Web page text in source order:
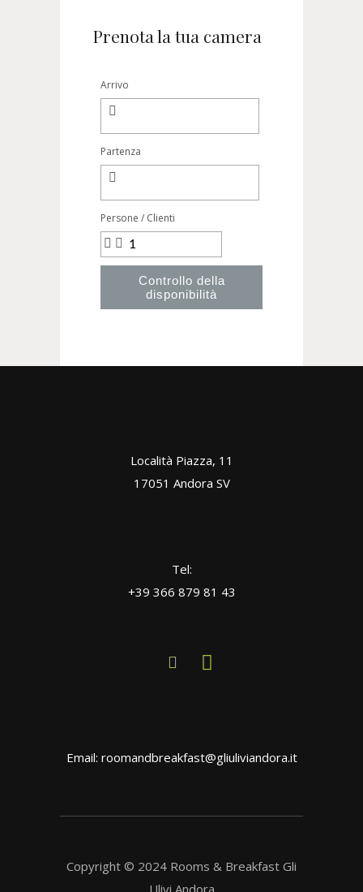
Prenota la tua camera
Arrivo
Partenza
Persone / Clienti
Controllo della
disponibilità
Località Piazza, 11
17051 Andora SV
Tel:
+39 366 879 81 43
Email: roomandbreakfast@gliuliviandora.it
Copyright © 2024 Rooms & Breakfast Gli